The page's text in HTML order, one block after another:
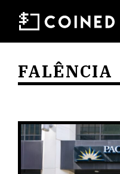
FALÊNCIA